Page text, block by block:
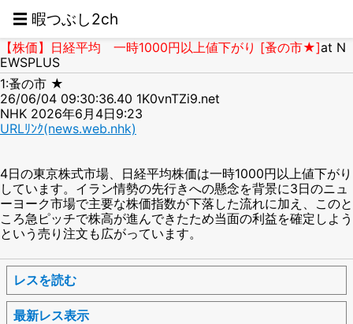
☰ 暇つぶし2ch
【株価】日経平均 一時1000円以上値下がり [蚤の市★]at N
EWSPLUS
1:蚤の市 ★
26/06/04 09:30:36.40 1K0vnTZi9.net
NHK 2026年6月4日9:23
URLﾘﾝｸ(news.web.nhk)
4日の東京株式市場、日経平均株価は一時1000円以上値下がり
しています。イラン情勢の先行きへの懸念を背景に3日のニュ
ーヨーク市場で主要な株価指数が下落した流れに加え、このと
ころ急ピッチで株高が進んできたため当面の利益を確定しよう
という売り注文も広がっています。
レスを読む
最新レス表示